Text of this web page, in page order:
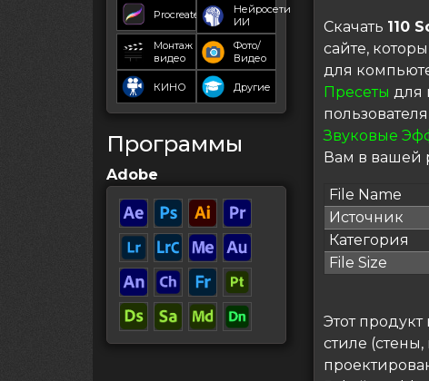
Procreate
Нейросети
ИИ
Монтаж
видео
Фото/
Видео
КИНО Другие
Программы
Adobe
Скачать 110
сайте,
для
Пресеты для
Звуковые
Вам в вашей
File Name
Источник
Категория
File Size
Этот
стиле